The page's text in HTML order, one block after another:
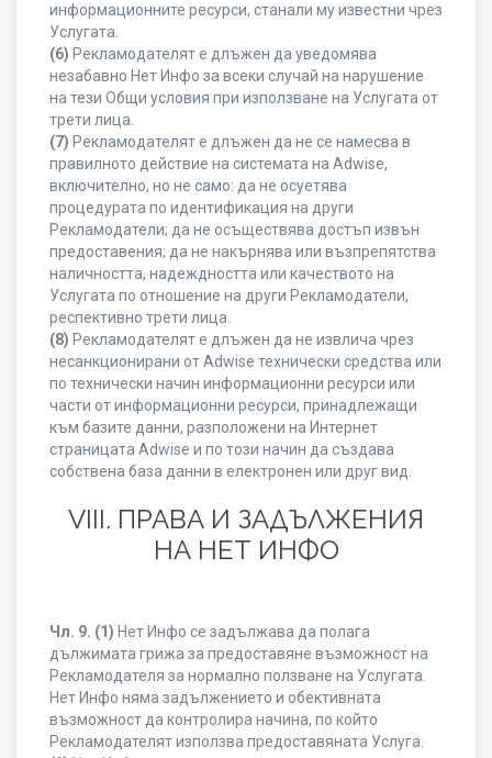
информационните ресурси, станали му известни чрез
Услугата.
(6) Рекламодателят е длъжен да уведомява
незабавно Нет Инфо за всеки случай на нарушение
на тези Общи условия при използване на Услугата от
трети лица.
(7) Рекламодателят е длъжен да не се намесва в
правилното действие на системата на Adwise,
включително, но не само: да не осуетява
процедурата по идентификация на други
Рекламодатели; да не осъществява достъп извън
предоставения; да не накърнява или възпрепятства
наличността, надеждността или качеството на
Услугата по отношение на други Рекламодатели,
респективно трети лица.
(8) Рекламодателят е длъжен да не извлича чрез
несанкционирани от Adwise технически средства или
по технически начин информационни ресурси или
части от информационни ресурси, принадлежащи
към базите данни, разположени на Интернет
страницата Adwise и по този начин да създава
собствена база данни в електронен или друг вид.
VIII. ПРАВА И ЗАДЪЛЖЕНИЯ
НА НЕТ ИНФО
Чл. 9. (1) Нет Инфо се задължава да полага
дължимата грижа за предоставяне възможност на
Рекламодателя за нормално ползване на Услугата.
Нет Инфо няма задължението и обективната
възможност да контролира начина, по който
Рекламодателят използва предоставяната Услуга.